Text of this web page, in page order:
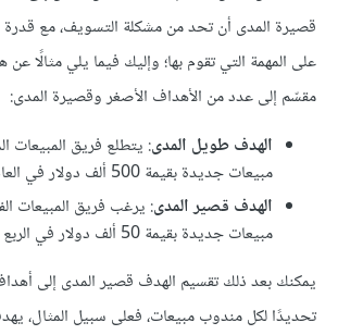
قصيرة المدى أن تحد من مشكلة التسويف، مع قدرة
على المهمة التي تقوم بها؛ وإليك فيما يلي مثالًا
مقسّم إلى عدد من الأهداف الأصغر وقصيرة المدى:
الهدف طويل المدى: يتطلع فريق المبيعات
مبيعات جديدة بقيمة 500 ألف دولار في العام المقبل.
الهدف قصير المدى: يرغب فريق المبيعات
مبيعات جديدة بقيمة 50 ألف دولار في الربع الأول من السنة.
يمكنك بعد ذلك تقسيم الهدف قصير المدى إلى
تحديدًا لكل مندوب مبيعات، فعلى سبيل المثال،